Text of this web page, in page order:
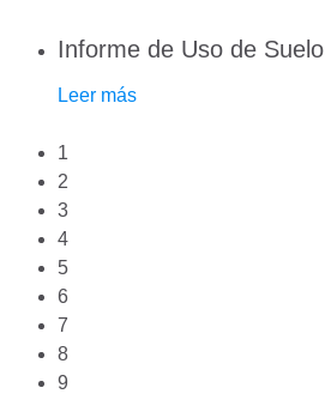
Informe de Uso de Suelo
Leer más
1
2
3
4
5
6
7
8
9